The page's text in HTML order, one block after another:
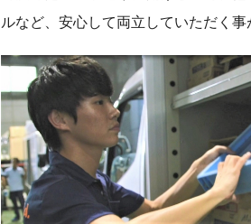
ルなど、安心して両立していただく